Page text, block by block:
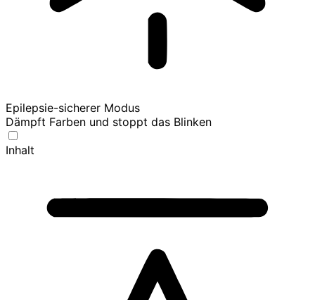
Epilepsie-sicherer Modus
Dämpft Farben und stoppt das Blinken
Inhalt